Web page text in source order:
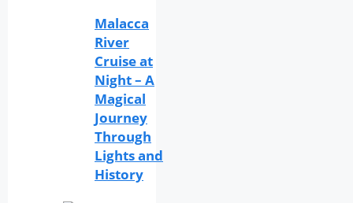
Malacca
River
Cruise at
Night – A
Magical
Journey
Through
Lights and
History